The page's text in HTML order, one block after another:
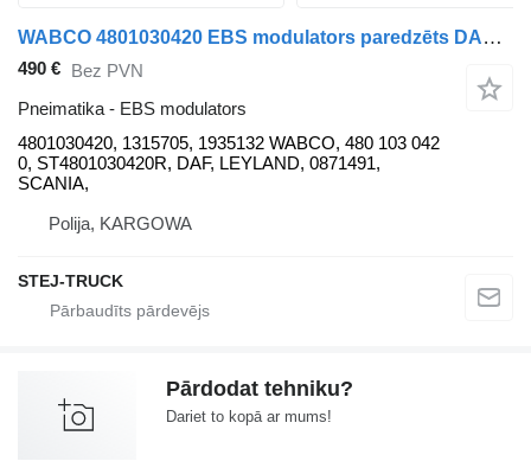
WABCO 4801030420 EBS modulators paredzēts DAF autobusa
490 € Bez PVN
Pneimatika - EBS modulators
4801030420, 1315705, 1935132 WABCO, 480 103 042
0, ST4801030420R, DAF, LEYLAND, 0871491,
SCANIA,
Polija, KARGOWA
STEJ-TRUCK
Pārdodat tehniku?
Dariet to kopā ar mums!